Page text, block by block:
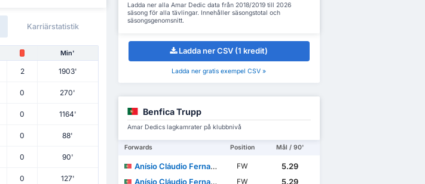
Karriärstatistik
Min'
2 1903'
0 270'
0 1164'
0 88'
0 90'
0 127'
Ladda ner alla Amar Dedic data från 2018/2019 till 2026
säsong för alla tävlingar. Innehåller säsongstotal och
säsongsgenomsnitt.
Ladda ner CSV (1 kredit)
Ladda ner gratis exempel CSV »
Benfica Trupp
Amar Dedics lagkamrater på klubbnivå
Forwards Position Mål / 90'
Anísio Cláudio Fernandes Reis Cabral FW
5.29
Anísio Cláudio Fernandes Reis Cabral
FW
5.29